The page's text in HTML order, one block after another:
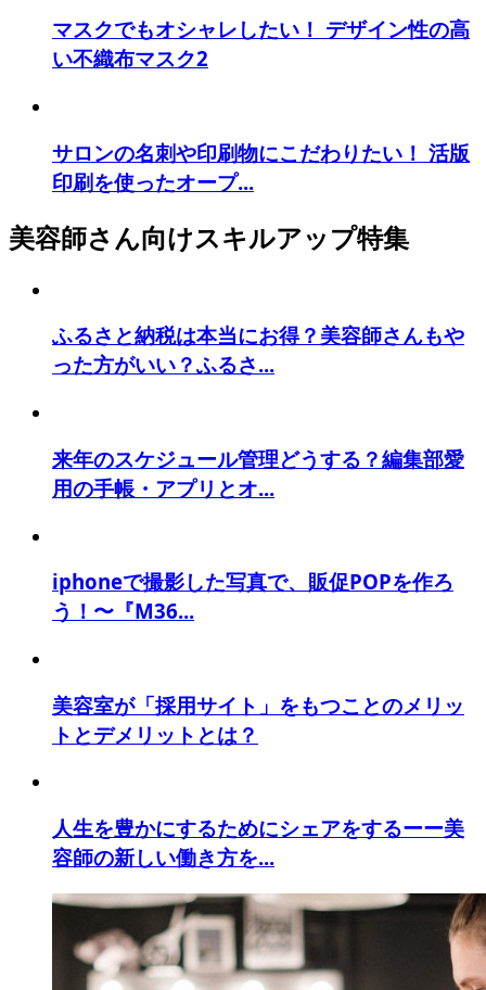
マスクでもオシャレしたい！ デザイン性の高
い不織布マスク2
サロンの名刺や印刷物にこだわりたい！ 活版
印刷を使ったオープ...
美容師さん向けスキルアップ特集
ふるさと納税は本当にお得？美容師さんもや
った方がいい？ふるさ...
来年のスケジュール管理どうする？編集部愛
用の手帳・アプリとオ...
iphoneで撮影した写真で、販促POPを作ろ
う！〜『M36...
美容室が「採用サイト」をもつことのメリッ
トとデメリットとは？
人生を豊かにするためにシェアをするーー美
容師の新しい働き方を...